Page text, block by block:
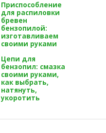
Приспособление
для распиловки
бревен
бензопилой:
изготавливаем
своими руками
Цепи для
бензопил: смазка
своими руками,
как выбрать,
натянуть,
укоротить